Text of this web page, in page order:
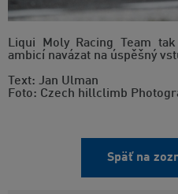
Liqui Moly Racing Team
ambicí navázat na úspěšný
Text: Jan Ulman
Foto: Czech hillclimb
Späť na